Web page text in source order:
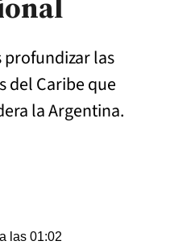
profundizar las
del Caribe que
la Argentina.
las 01:02